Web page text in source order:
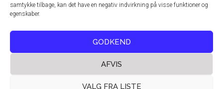
samtykke tilbage, kan det have en negativ indvirkning på visse funktioner og
egenskaber.
GODKEND
AFVIS
VALG FRA LISTE
E-mail:info@techmedia.dk